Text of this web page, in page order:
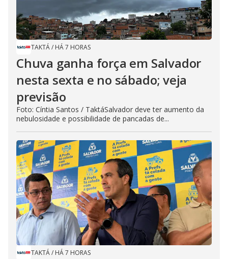
TAKTÁ/ HÁ 7 HORAS
Chuva ganha força em Salvador
nesta sexta e no sábado; veja
previsão
Foto: Cíntia Santos / TaktáSalvador deve ter aumento da
nebulosidade e possibilidade de pancadas de...
TAKTÁ/ HÁ 7 HORAS